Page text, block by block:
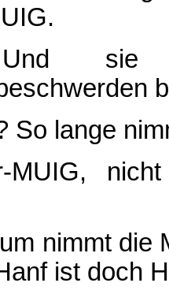
sie
So lange
MUIG,
nimmt die
ist doch